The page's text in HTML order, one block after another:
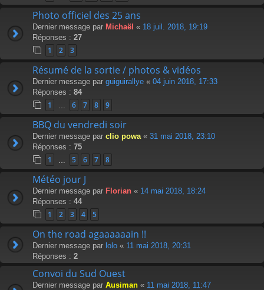
Photo officiel des 25 ans
Dernier message par Michaël « 18 juil. 2018, 19:19
Réponses : 27
1 2 3
Résumé de la sortie / photos & vidéos
Dernier message par guiguirallye « 04 juin 2018, 17:33
Réponses : 84
1 6 7 8 9
BBQ du vendredi soir
Dernier message par clio powa « 31 mai 2018, 23:10
Réponses : 75
1 5 6 7 8
Météo jour J
Dernier message par Florian « 14 mai 2018, 18:24
Réponses : 44
1 2 3 4 5
On the road agaaaaaain !!
Dernier message par lolo « 11 mai 2018, 20:31
Réponses : 2
Convoi du Sud Ouest
Dernier message par Ausiman « 11 mai 2018, 11:47